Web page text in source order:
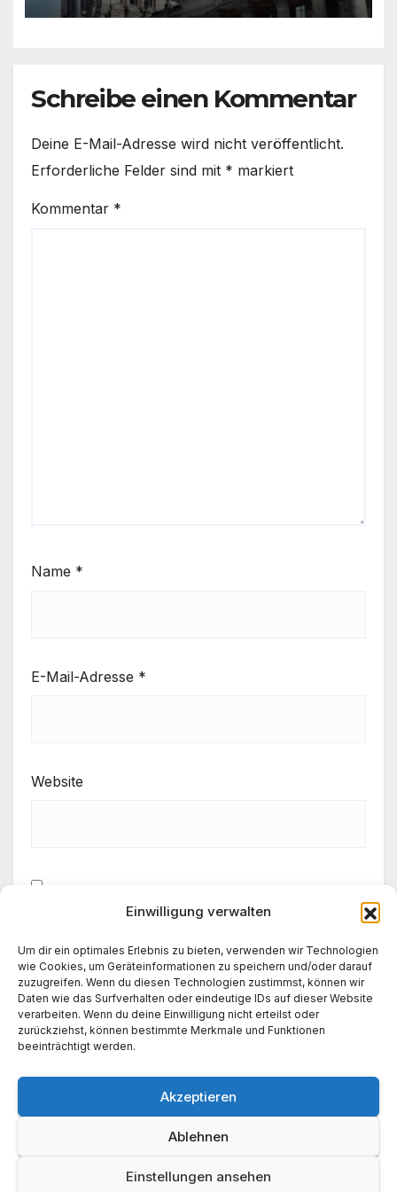
Einwilligung verwalten
Um dir ein optimales Erlebnis zu bieten, verwenden wir Technologien
wie Cookies, um Geräteinformationen zu speichern und/oder darauf
zuzugreifen. Wenn du diesen Technologien zustimmst, können wir
Daten wie das Surfverhalten oder eindeutige IDs auf dieser Website
verarbeiten. Wenn du deine Einwilligung nicht erteilst oder
zurückziehst, können bestimmte Merkmale und Funktionen
beeinträchtigt werden.
Akzeptieren
Ablehnen
Einstellungen ansehen
Schreibe einen Kommentar
Deine E-Mail-Adresse wird nicht veröffentlicht.
Erforderliche Felder sind mit * markiert
Kommentar *
Name *
E-Mail-Adresse *
Website
Meinen Namen, meine E-Mail-Adresse und meine
Kommentierung speichern.